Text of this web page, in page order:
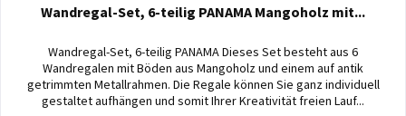
Wandregal-Set, 6-teilig PANAMA Mangoholz mit...
Wandregal-Set, 6-teilig PANAMA Dieses Set besteht aus 6
Wandregalen mit Böden aus Mangoholz und einem auf antik
getrimmten Metallrahmen. Die Regale können Sie ganz individuell
gestaltet aufhängen und somit Ihrer Kreativität freien Lauf...